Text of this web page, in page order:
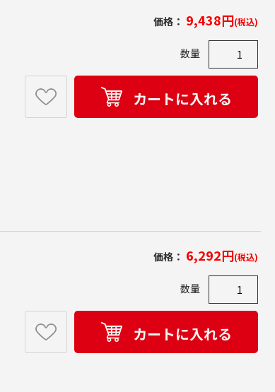
価格： 9,438円(税込)
数量
カートに入れる
価格： 6,292円(税込)
数量
カートに入れる